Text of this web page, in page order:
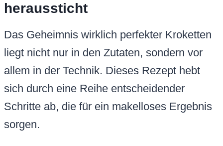
heraussticht
Das Geheimnis wirklich perfekter Kroketten
liegt nicht nur in den Zutaten, sondern vor
allem in der Technik. Dieses Rezept hebt
sich durch eine Reihe entscheidender
Schritte ab, die für ein makelloses Ergebnis
sorgen.